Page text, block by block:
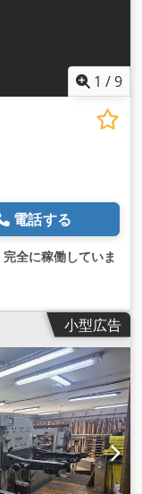
1 /9
電話する
完全に稼働していま
小型広告